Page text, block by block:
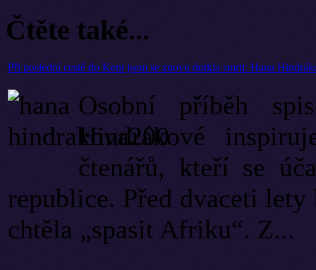
Čtěte také...
Při poslední cestě do Keni jsem se znovu dotkla smrti: Hana
Osobní příběh
Hindrákové
čtenářů, kteří se
republice. Před dvaceti
chtěla „spasit Afriku“. Z...